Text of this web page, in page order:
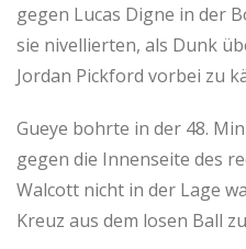
gegen Lucas Digne in der
sie nivellierten, als Dunk
Jordan Pickford vorbei zu
Gueye bohrte in der 48.
gegen die Innenseite des
Walcott nicht in der Lage
Kreuz aus dem losen Ball